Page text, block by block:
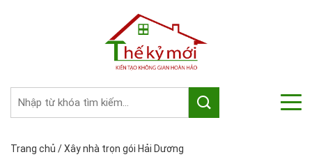
Trang chủ /Xây nhà trọn gói Hải Dương